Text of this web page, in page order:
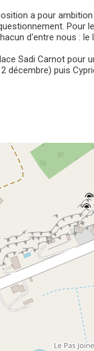
a pour
Pour
d'entre nous : le
Sadi Carnot pour
décembre) puis